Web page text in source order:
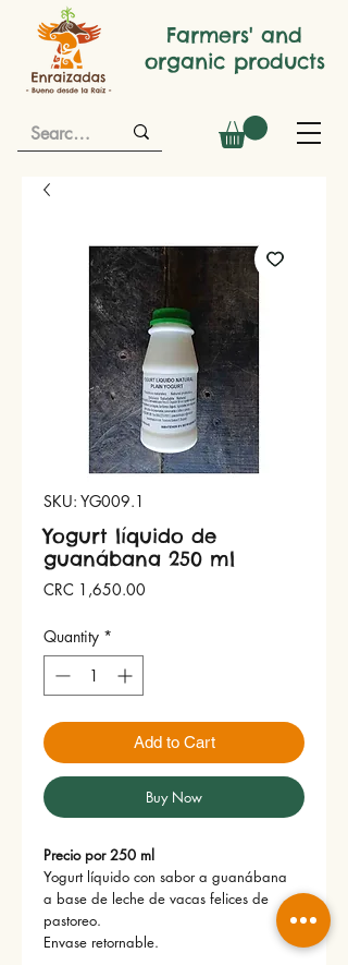
Farmers' and
organic products
SKU: YG009.1
Yogurt líquido de
guanábana 250 ml
CRC 1,650.00
Quantity *
Add to Cart
Buy Now
Precio por 250 ml
Yogurt líquido con sabor a guanábana
a base de leche de vacas felices de
pastoreo.
Envase retornable.